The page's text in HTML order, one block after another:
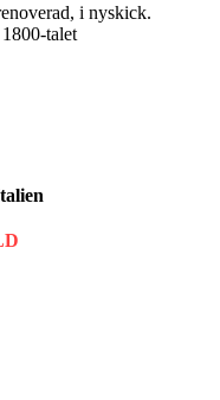
i nyskick.
talet